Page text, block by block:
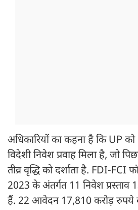
अधिकारियों का कहना है कि UP
विदेशी निवेश प्रवाह मिला है, जो
तीव्र वृद्धि को दर्शाता है. FDI-FCI
2023 के अंतर्गत 11 निवेश
हैं. 22 आवेदन 17,810 करोड़ रुपये